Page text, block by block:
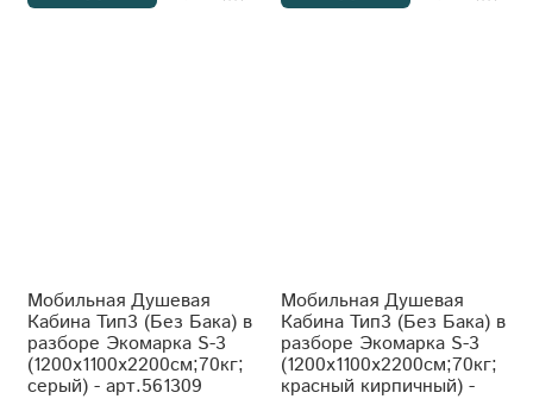
Мобильная Душевая
Кабина Тип3 (Без Бака) в
разборе Экомарка S-3
(1200x1100x2200см;70кг;
серый) - арт.561309
Мобильная Душевая
Кабина Тип3 (Без Бака) в
разборе Экомарка S-3
(1200x1100x2200см;70кг;
красный кирпичный) -